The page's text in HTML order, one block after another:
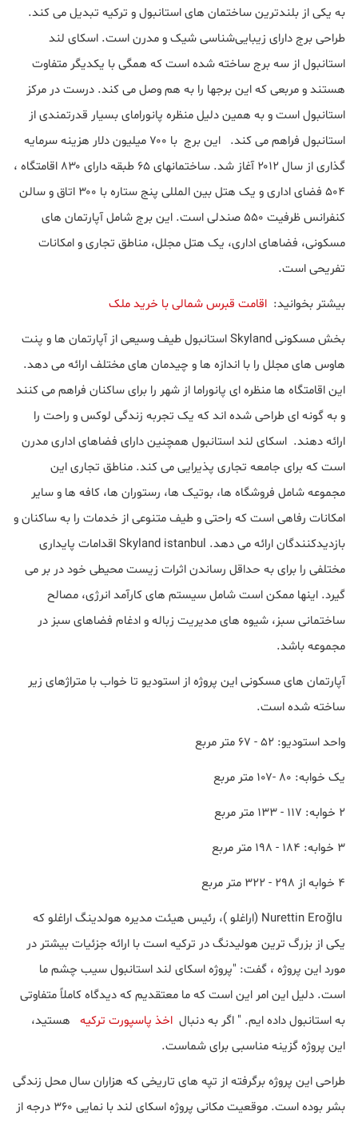
به یکی از بلندترین ساختمان های استانبول و ترکیه تبدیل می کند.
طراحی برج دارای زیبایی‌شناسی شیک و مدرن است. اسکای لند
استانبول از سه برج ساخته شده است که همگی با یکدیگر متفاوت
هستند و مربعی که این برجها را به هم وصل می کند. درست در مرکز
استانبول است و به همین دلیل منظره پانورامای بسیار قدرتمندی از
استانبول فراهم می کند. این برج با ۷۰۰ میلیون دلار هزینه سرمایه
گذاری از سال ۲۰۱۲ آغاز شد. ساختمانهای ۶۵ طبقه دارای ۸۳۰ اقامتگاه ،
۵۰۴ فضای اداری و یک هتل بین المللی پنج ستاره با ۳۰۰ اتاق و سالن
کنفرانس ظرفیت ۵۵۰ صندلی است. این برج شامل آپارتمان های
مسکونی، فضاهای اداری، یک هتل مجلل، مناطق تجاری و امکانات
تفریحی است.
بیشتر بخوانید: اقامت قبرس شمالی با خرید ملک
بخش مسکونی Skyland استانبول طیف وسیعی از آپارتمان ها و پنت
هاوس های مجلل را با اندازه ها و چیدمان های مختلف ارائه می دهد.
این اقامتگاه ها منظره ای پانوراما از شهر را برای ساکنان فراهم می کنند
و به گونه ای طراحی شده اند که یک تجربه زندگی لوکس و راحت را
ارائه دهند. اسکای لند استانبول همچنین دارای فضاهای اداری مدرن
است که برای جامعه تجاری پذیرایی می کند. مناطق تجاری این
مجموعه شامل فروشگاه ها، بوتیک ها، رستوران ها، کافه ها و سایر
امکانات رفاهی است که راحتی و طیف متنوعی از خدمات را به ساکنان و
بازدیدکنندگان ارائه می دهد. Skyland istanbul اقدامات پایداری
مختلفی را برای به حداقل رساندن اثرات زیست محیطی خود در بر می
گیرد. اینها ممکن است شامل سیستم های کارآمد انرژی، مصالح
ساختمانی سبز، شیوه های مدیریت زباله و ادغام فضاهای سبز در
مجموعه باشد.
آپارتمان های مسکونی این پروژه از استودیو تا خواب با متراژهای زیر
ساخته شده است.
واحد استودیو: ۵۲ - ۶۷ متر مربع
یک خوابه: ۸۰ -۱۰۷ متر مربع
۲ خوابه: ۱۱۷ - ۱۳۳ متر مربع
۳ خوابه: ۱۸۴ - ۱۹۸ متر مربع
۴ خوابه از ۲۹۸ - ۳۲۲ متر مربع
Nurettin Eroğlu (اراغلو )، رئیس هیئت مدیره هولدینگ اراغلو که
یکی از بزرگ ترین هولیدنگ در ترکیه است با ارائه جزئیات بیشتر در
مورد این پروژه ، گفت: "پروژه اسکای لند استانبول سیب چشم ما
است. دلیل این امر این است که ما معتقدیم که دیدگاه کاملاً متفاوتی
به استانبول داده ایم. " اگر به دنبال اخذ پاسپورت ترکیه
هستید،
این پروژه گزینه مناسبی برای شماست.
طراحی این پروژه برگرفته از تپه های تاریخی که هزاران سال محل زندگی
بشر بوده است. موقعیت مکانی پروژه اسکای لند با نمایی ۳۶۰ درجه از